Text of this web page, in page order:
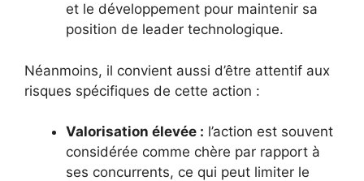
et le développement pour maintenir sa
position de leader technologique.
Néanmoins, il convient aussi d’être attentif aux
risques spécifiques de cette action :
Valorisation élevée : l’action est souvent
considérée comme chère par rapport à
ses concurrents, ce qui peut limiter le